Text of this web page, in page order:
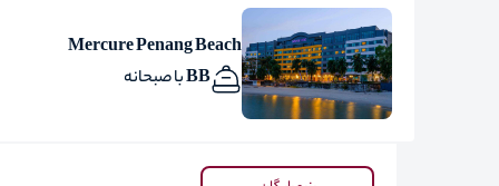
Mercure Penang Beach
BB با صبحانه